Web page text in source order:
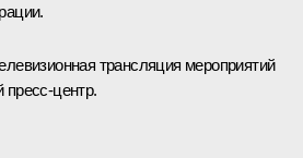
трансляция мероприятий
центр.